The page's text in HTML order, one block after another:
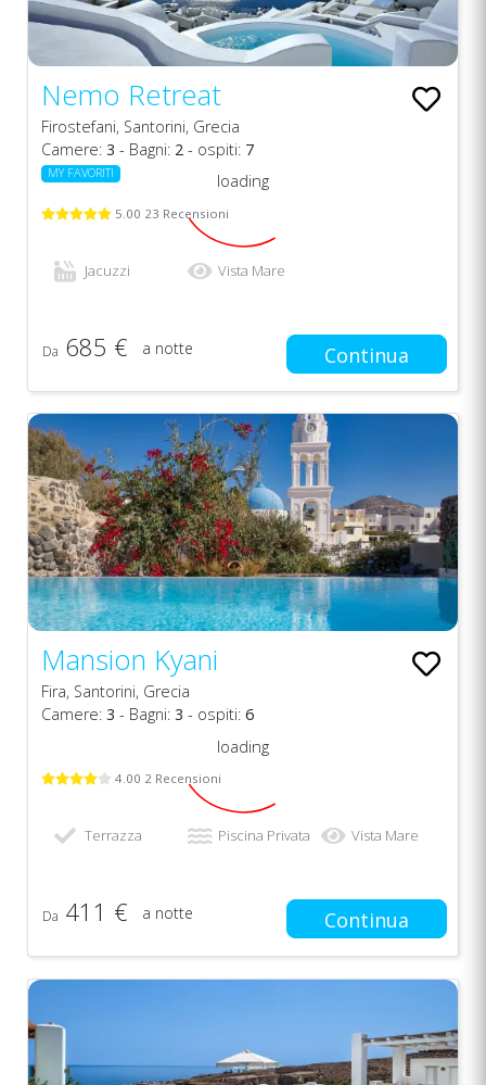
Nemo Retreat
Firostefani, Santorini, Grecia
Camere: 3 - Bagni: 2 - ospiti: 7
MY FAVORITI
5.00 23 Recensioni
loading
Jacuzzi Vista Mare
Da 685 € a notte Continua
Mansion Kyani
Fira, Santorini, Grecia
Camere: 3 - Bagni: 3 - ospiti: 6
4.00 2 Recensioni
loading
Terrazza Piscina Privata Vista Mare
Da 411 € a notte Continua